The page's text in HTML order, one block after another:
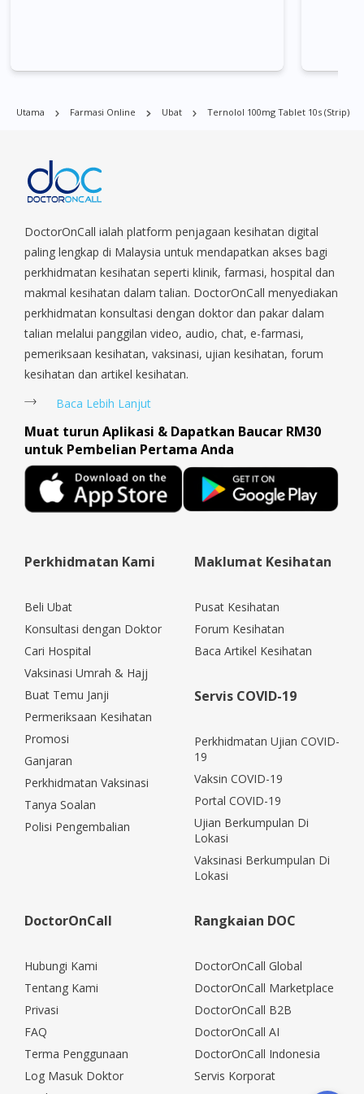
Commonwealt, City Hall, Clarke Quay, Changi Airport, Changi
Park, Geylang, Hougang, Harbourfront, Holland, Jurong, Jurong
East, Jurong West, Kallang/ Whampoa, Lim Chu Kang, Marine
Parade, Marina, Macpherson, Mandai, Newton, Novena,
Queenstown, Raffles Place, Rochor, River Valley, Sembawang,
Sengkang, Serangoon, Serangoon Rd, Seletar, Tampines, Toa
Payoh, Tanjong Pagar, Telok Blangah, Tanglin, Thomson, Tuas,
Tengah, Upper East Coast, Upper Bukit Timah, Upper Thomson,
Woodlands, West Coast, Yishun, Yio Chu Kang.
Utama Farmasi Online Ubat Ternolol 100mg Tablet 10s (strip)
DoctorOnCall ialah platform penjagaan kesihatan digital
paling lengkap di Malaysia untuk mendapatkan akses bagi
perkhidmatan kesihatan seperti klinik, farmasi, hospital dan
makmal kesihatan dalam talian. DoctorOnCall menyediakan
perkhidmatan konsultasi dengan doktor dan pakar dalam
talian melalui panggilan video, audio, chat, e-farmasi,
pemeriksaan kesihatan, vaksinasi, ujian kesihatan, forum
kesihatan dan artikel kesihatan.
Baca Lebih Lanjut
Muat turun Aplikasi & Dapatkan Baucar RM30
untuk Pembelian Pertama Anda
Perkhidmatan Kami
Beli Ubat
Konsultasi dengan Doktor
Cari Hospital
Vaksinasi Umrah & Hajj
Buat Temu Janji
Permeriksaan Kesihatan
Promosi
Ganjaran
Perkhidmatan Vaksinasi
Tanya Soalan
Polisi Pengembalian
Maklumat Kesihatan
Pusat Kesihatan
Forum Kesihatan
Baca Artikel Kesihatan
Servis COVID-19
Perkhidmatan Ujian COVID-
19
Vaksin COVID-19
Portal COVID-19
Ujian Berkumpulan Di
Lokasi
Vaksinasi Berkumpulan Di
Lokasi
DoctorOnCall
Hubungi Kami
Tentang Kami
Privasi
FAQ
Terma Penggunaan
Log Masuk Doktor
Rangkaian DOC
DoctorOnCall Global
DoctorOnCall Marketplace
DoctorOnCall B2B
DoctorOnCall AI
DoctorOnCall Indonesia
Servis Korporat